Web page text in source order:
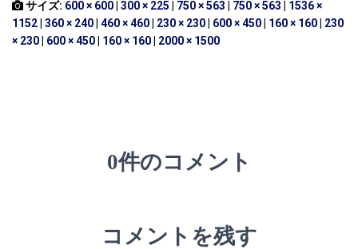
サイズ: 600 × 600| 300 × 225 | 750 × 563 | 750 × 563 | 1536 ×
1152| 360 × 240| 460 × 460| 230 × 230| 600 × 450| 160 × 160| 230
× 230| 600 × 450| 160 × 160| 2000 × 1500
0件のコメント
コメントを残す